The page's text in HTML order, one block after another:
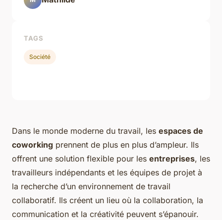
Dans le monde moderne du travail, les espaces de
coworking prennent de plus en plus d’ampleur. Ils
offrent une solution flexible pour les entreprises, les
travailleurs indépendants et les équipes de projet à
la recherche d’un environnement de travail
collaboratif. Ils créent un lieu où la collaboration, la
communication et la créativité peuvent s’épanouir.
TAGS
Société